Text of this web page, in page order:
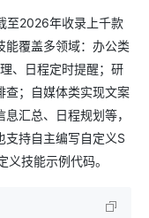
至2026年收录上千款
能覆盖多领域：办公类
、日程定时提醒；研
查；自媒体类实现文案
汇总、日程规划等，
支持自主编写自定义S
技能示例代码。